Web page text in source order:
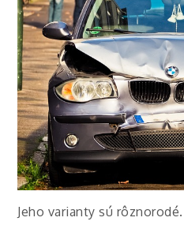
Jeho varianty sú